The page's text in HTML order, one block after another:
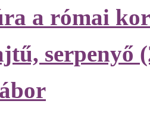
a római
serpenyő